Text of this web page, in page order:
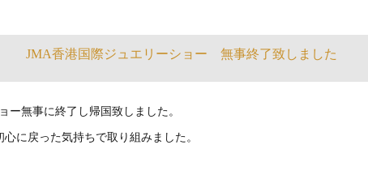
JMA香港国際ジュエリーショー 無事終了致しました
ー無事に終了し帰国致しました。
に戻った気持ちで取り組みました。